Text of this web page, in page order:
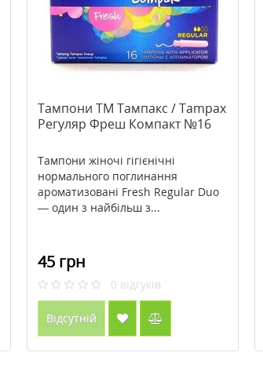
Тампони ТМ Тампакс / Tampax
Регуляр Фреш Компакт №16
Тампони жіночі гігієнічні
нормального поглинання
ароматизовані Fresh Regular Duo
— один з найбільш з...
45 грн
0 відгуків
Відсутній